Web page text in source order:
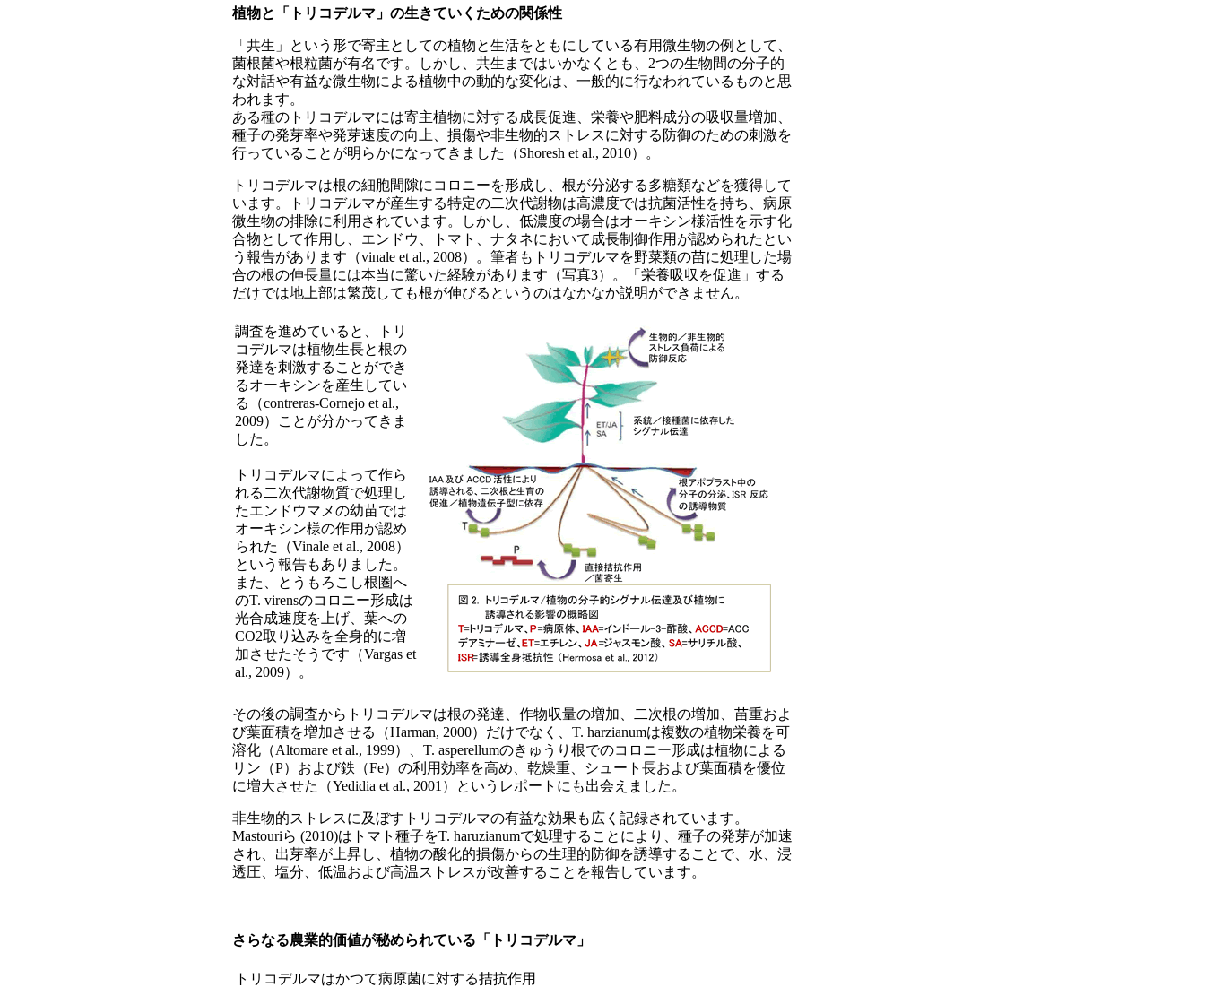
植物と「トリコデルマ」の生きていくための関係性
「共生」という形で寄主としての植物と生活をともにしている有用微生物の例として、
菌根菌や根粒菌が有名です。しかし、共生まではいかなくとも、2つの生物間の分子的
な対話や有益な微生物による植物中の動的な変化は、一般的に行なわれているものと思
われます。
ある種のトリコデルマには寄主植物に対する成長促進、栄養や肥料成分の吸収量増加、
種子の発芽率や発芽速度の向上、損傷や非生物的ストレスに対する防御のための刺激を
行っていることが明らかになってきました（Shoresh et al., 2010）。
トリコデルマは根の細胞間隙にコロニーを形成し、根が分泌する多糖類などを獲得して
います。トリコデルマが産生する特定の二次代謝物は高濃度では抗菌活性を持ち、病原
微生物の排除に利用されています。しかし、低濃度の場合はオーキシン様活性を示す化
合物として作用し、エンドウ、トマト、ナタネにおいて成長制御作用が認められたとい
う報告があります（vinale et al., 2008）。筆者もトリコデルマを野菜類の苗に処理した場
合の根の伸長量には本当に驚いた経験があります（写真3）。「栄養吸収を促進」する
だけでは地上部は繁茂しても根が伸びるというのはなかなか説明ができません。
調査を進めていると、トリ
コデルマは植物生長と根の
発達を刺激することができ
るオーキシンを産生してい
る（contreras-Cornejo et al.,
2009）ことが分かってきま
した。
トリコデルマによって作ら
れる二次代謝物質で処理し
たエンドウマメの幼苗では
オーキシン様の作用が認め
られた（Vinale et al., 2008）
という報告もありました。
また、とうもろこし根圏へ
のT. virensのコロニー形成は
光合成速度を上げ、葉への
CO2取り込みを全身的に増
加させたそうです（Vargas et
al., 2009）。
その後の調査からトリコデルマは根の発達、作物収量の増加、二次根の増加、苗重およ
び葉面積を増加させる（Harman, 2000）だけでなく、T. harzianumは複数の植物栄養を可
溶化（Altomare et al., 1999）、T. asperellumのきゅうり根でのコロニー形成は植物による
リン（P）および鉄（Fe）の利用効率を高め、乾燥重、シュート長および葉面積を優位
に増大させた（Yedidia et al., 2001）というレポートにも出会えました。
非生物的ストレスに及ぼすトリコデルマの有益な効果も広く記録されています。
Mastouriら (2010)はトマト種子をT. haruzianumで処理することにより、種子の発芽が加速
され、出芽率が上昇し、植物の酸化的損傷からの生理的防御を誘導することで、水、浸
透圧、塩分、低温および高温ストレスが改善することを報告しています。
さらなる農業的価値が秘められている「トリコデルマ」
トリコデルマはかつて病原菌に対する拮抗作用